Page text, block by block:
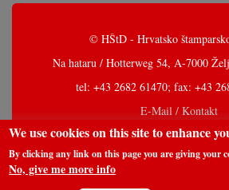
© HŠtD - Hrvatsko
Na hataru / Hotterweg 54, A-7000
tel: +43 2682 61470; fax: +43
E-Mail / Kontakt
We use cookies on this site to enhance
By clicking any link on this page you are giving your
No, give me more info